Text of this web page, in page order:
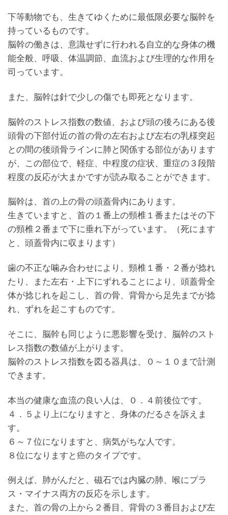
下等動物でも、生きてゆくために最低限必要な脳幹を
持っているものです。
脳幹の働きは、意識せずに行われる自立的な身体の機
能全般、呼吸、体温調節、血流および生理的な作用を
司っています。
また、脳幹は針で少しの傷でも即死となります。
脳幹のストレス指数の数値、および頭の後ろにある後
頭骨の下部付近の首の骨の左右および左右の乳様突起
との間の後頭骨ラインに肺と関係する部位があります
が、この部位で、軽症、中程度の症状、重症の３段階
程度の反応が大まかですが読み取ることができます。
脳幹は、首の上の骨の頭蓋骨内にあります。
生きていますと、首の１番上の頸椎１番またはその下
の頸椎２番まで下に垂れ下がっています。（死にます
と、頭蓋骨内に収まります）
歯の不正な噛み合わせにより、頸椎１番・２番が捻れ
たり、また左右・上下にずれることにより、頭蓋骨全
体が捻じれを起こし、首の骨、背骨から足先までが捻
れ、ずれを起こすものです。
そこに、脳幹も同じように悪影響を受け、脳幹のスト
レス指数の数値が上がります。
脳幹のストレス指数を図る器具は、０～１０まで計測
できます。
本当の健康な血流の良い人は、０．４前後位です。
４．５より上になりますと、身体のだるさを訴えま
す。
６～７位になりますと、病気がちな人です。
８位になりますと癌のタイプです。
例えば、肺がんだと、磁石では内臓の肺、喉にプラ
ス・マイナス両方の反応を示します。
また、首の骨の上から２番目、背骨の３番目および左